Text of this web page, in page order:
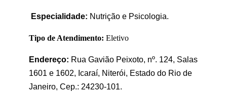
Especialidade: Nutrição e Psicologia.
Tipo de Atendimento: Eletivo
Endereço: Rua Gavião Peixoto, nº. 124, Salas
1601 e 1602, Icaraí, Niterói, Estado do Rio de
Janeiro, Cep.: 24230-101.